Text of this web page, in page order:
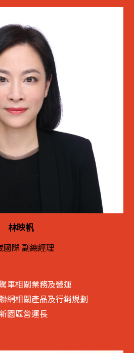
林映帆
國際 副總經理
車相關業務及營運
網相關產品及行銷規劃
園區營運長